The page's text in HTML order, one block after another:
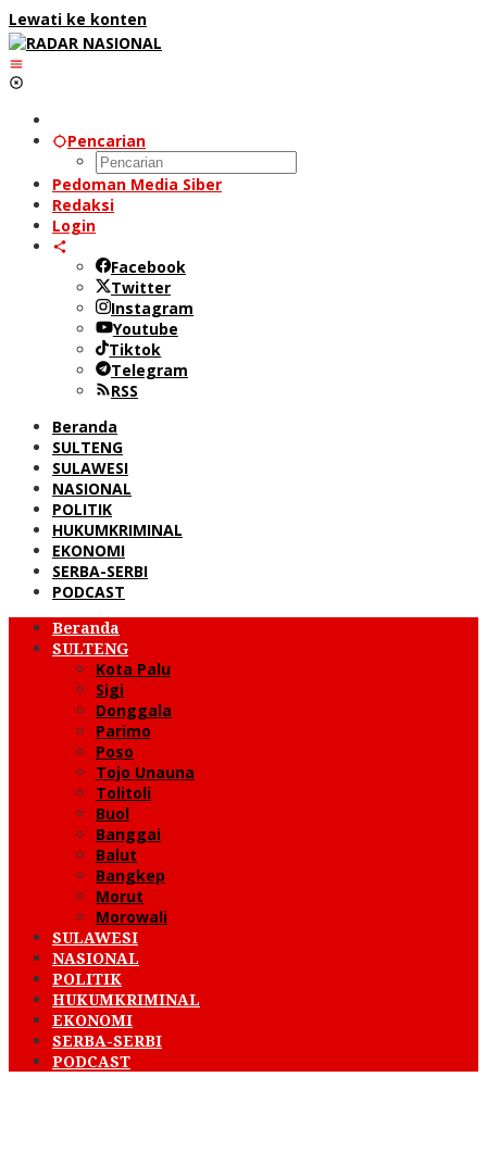
Lewati ke konten
Pencarian
Pedoman Media Siber
Redaksi
Login
Facebook
Twitter
Instagram
Youtube
Tiktok
Telegram
RSS
Beranda
SULTENG
SULAWESI
NASIONAL
POLITIK
HUKUMKRIMINAL
EKONOMI
SERBA-SERBI
PODCAST
Beranda
SULTENG
Kota Palu
Sigi
Donggala
Parimo
Poso
Tojo Unauna
Tolitoli
Buol
Banggai
Balut
Bangkep
Morut
Morowali
SULAWESI
NASIONAL
POLITIK
HUKUMKRIMINAL
EKONOMI
SERBA-SERBI
PODCAST